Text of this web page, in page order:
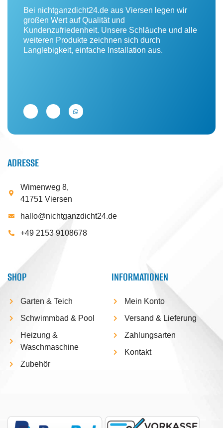
Bei nichtganzdicht24.de aus Viersen legen wir
großen Wert auf Qualität und
Kundenzufriedenheit. Unsere Schläuche und alle
weiteren Produkte zeichnen sich durch
Langlebigkeit, einfache Installation aus.
ADRESSE
Wimenweg 8,
41751 Viersen
hallo@nichtganzdicht24.de
+49 2153 9108678
SHOP
Garten & Teich
Schwimmbad & Pool
Heizung &
Waschmaschine
Zubehör
INFORMATIONEN
Mein Konto
Versand & Lieferung
Zahlungsarten
Kontakt